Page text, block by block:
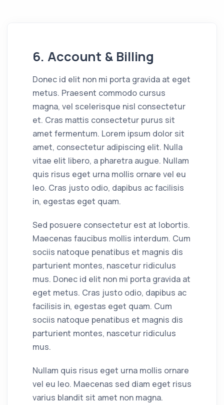
6. Account & Billing
Donec id elit non mi porta gravida at eget
metus. Praesent commodo cursus
magna, vel scelerisque nisl consectetur
et. Cras mattis consectetur purus sit
amet fermentum. Lorem ipsum dolor sit
amet, consectetur adipiscing elit. Nulla
vitae elit libero, a pharetra augue. Nullam
quis risus eget urna mollis ornare vel eu
leo. Cras justo odio, dapibus ac facilisis
in, egestas eget quam.
Sed posuere consectetur est at lobortis.
Maecenas faucibus mollis interdum. Cum
sociis natoque penatibus et magnis dis
parturient montes, nascetur ridiculus
mus. Donec id elit non mi porta gravida at
eget metus. Cras justo odio, dapibus ac
facilisis in, egestas eget quam. Cum
sociis natoque penatibus et magnis dis
parturient montes, nascetur ridiculus
mus.
Nullam quis risus eget urna mollis ornare
vel eu leo. Maecenas sed diam eget risus
varius blandit sit amet non magna.